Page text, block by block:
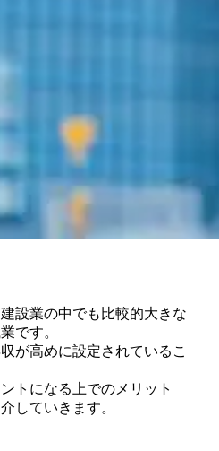
設業の中でも 比較的大きな
です。
が高めに設定されているこ
トになる上でのメリット
していきます。